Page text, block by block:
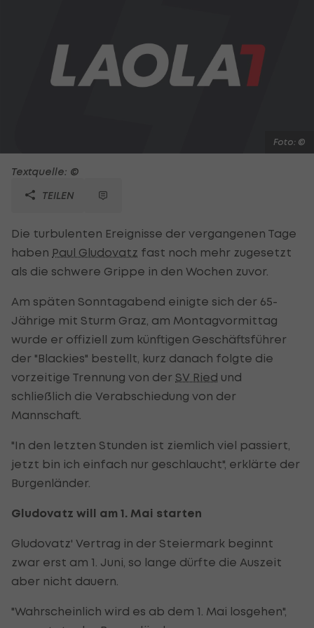
Foto: ©
Textquelle: ©
TEILEN
Die turbulenten Ereignisse der vergangenen Tage
haben Paul Gludovatz fast noch mehr zugesetzt
als die schwere Grippe in den Wochen zuvor.
Am späten Sonntagabend einigte sich der 65-
Jährige mit Sturm Graz, am Montagvormittag
wurde er offiziell zum künftigen Geschäftsführer
der "Blackies" bestellt, kurz danach folgte die
vorzeitige Trennung von der SV Ried und
schließlich die Verabschiedung von der
Mannschaft.
"In den letzten Stunden ist ziemlich viel passiert,
jetzt bin ich einfach nur geschlaucht", erklärte der
Burgenländer.
Gludovatz will am 1. Mai starten
Gludovatz' Vertrag in der Steiermark beginnt
zwar erst am 1. Juni, so lange dürfte die Auszeit
aber nicht dauern.
"Wahrscheinlich wird es ab dem 1. Mai losgehen",